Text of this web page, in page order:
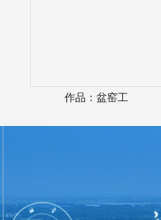
作品：盆窑工